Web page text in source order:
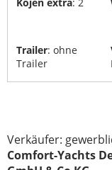
Trailer: ohne
Trailer
Verkäufer:
Comfort-Yachts